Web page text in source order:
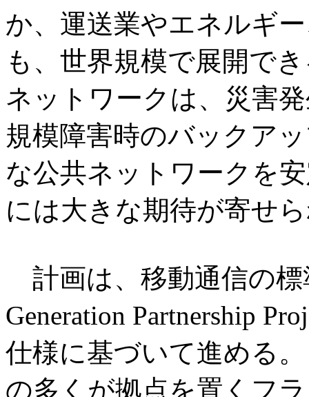
か、運送業やエネルギ
も、世界規模で展開で
ネットワークは、災害
規模障害時のバックア
な公共ネットワークを
には大きな期待が寄せ
計画は、移動通信の標
Generation Partnership
仕様に基づいて進める
の多くが拠点を置くフ